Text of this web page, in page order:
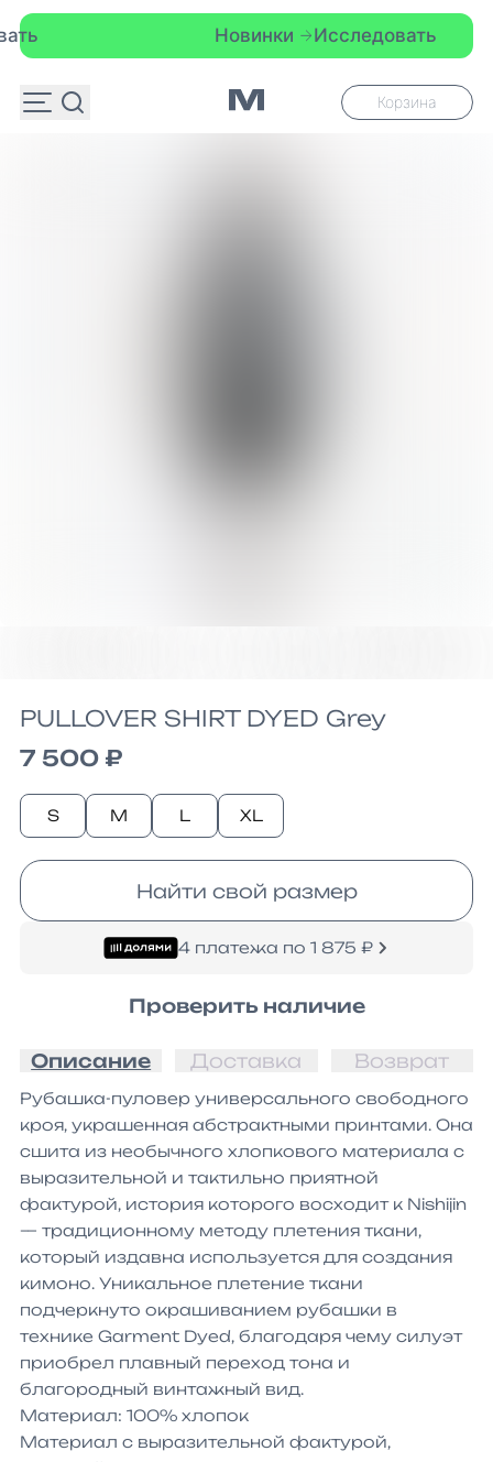
Новинки Исследовать
Корзина
PULLOVER SHIRT DYED Grey
7 500 ₽
S M L XL
Найти свой размер
4 платежа по 1 875 ₽
Проверить наличие
Описание Доставка Возврат
Рубашка-пуловер универсального свободного
кроя, украшенная абстрактными принтами. Она
сшита из необычного хлопкового материала с
выразительной и тактильно приятной
фактурой, история которого восходит к Nishijin
— традиционному методу плетения ткани,
который издавна используется для создания
кимоно. Уникальное плетение ткани
подчеркнуто окрашиванием рубашки в
технике Garment Dyed, благодаря чему силуэт
приобрел плавный переход тона и
благородный винтажный вид.
Материал: 100% хлопок
Материал с выразительной фактурой,